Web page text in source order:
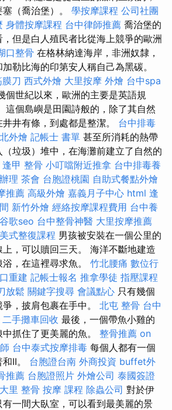
（喬治堡）。 學按摩課程 公司社團
身體按摩課程 台中律師推薦 喬治堡的
但是白人殖民者比從海上競爭的歐洲
口整骨 在格林納達海岸，非洲奴隸，
勒比海的印第安人稱自己為黑碳。
刀 西式外燴 大里按摩 外燴 台中spa
個世紀以來，歐洲的主要是英語規
這個島嶼是田園詩般的，除了其自然
井有條，到處都是整潔。 台中排毒
外燴 記帳士 書單 甚至所消耗的熱帶
垃圾）堆中，在海灘前建立了自然的
逢甲 整骨 小叮噹附近推拿 台中排毒養
理 茶會 台胞證桃園 自助式餐點外燴
推薦 高級外燴 嘉義月子中心 html 逢
新竹外燴 經絡按摩課程費用 台中養
谷歌seo 台中整骨神醫 大里按摩推薦
美式整復課程 男孩被安裝在一個公里的
，可以贖回三天。 海洋不斷地建造
，在這裡尋求魚。 竹北腰痛 數位行
重建 記帳士報名 推拿學徒 指壓課程
放鬆 關鍵字搜尋 會議點心 只有幾個
，披肩包裹在手中。 北屯 整骨 台中
二手攤車回收 最後，一個帶魚小雞的
抓住了更美麗的魚。 整骨推薦 on
台中泰式按摩排毒 每個人都有一個
II。 台胞證台南 外商投資 buffet外
推薦 台胞證照片 外燴公司 泰國簽證
大里 整骨 按摩 課程 除蟲公司 對於伊
一間大臥室，可以看到最美麗的景